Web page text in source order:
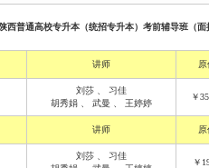
西普通高校专升本（统招专升本）考前辅导班（
讲师
刘莎
习佳
胡秀娟
武曼 王婷婷
￥
讲师
刘莎
习佳
￥